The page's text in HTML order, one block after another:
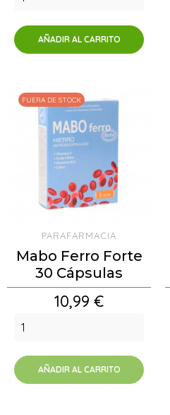
AÑADIR AL CARRITO
PARAFARMACIA
Mabo Ferro Forte
30 Cápsulas
Precio
10,99 €
AÑADIR AL CARRITO
FUERA DE STOCK